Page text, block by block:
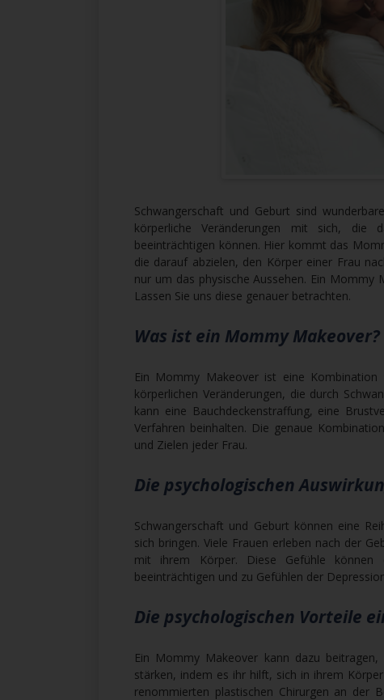
Schwangerschaft und Geburt sind
körperliche Veränderungen mit sich, die
beeinträchtigen können. Hier kommt das
die darauf abzielen, den Körper einer Frau
nur um das physische Aussehen. Ein Mommy
Lassen Sie uns diese genauer betrachten.
Was ist ein Mommy Makeover?
Ein Mommy Makeover ist eine Kombination
körperlichen Veränderungen, die durch
kann eine Bauchdeckenstraffung, eine
Verfahren beinhalten. Die genaue
und Zielen jeder Frau.
Die psychologischen
Schwangerschaft und Geburt können eine
sich bringen. Viele Frauen erleben nach der
mit ihrem Körper. Diese Gefühle können
beeinträchtigen und zu Gefühlen der
Die psychologischen Vorteile
Ein Mommy Makeover kann dazu
stärken, indem es ihr hilft, sich in ihrem
renommierten plastischen Chirurgen an der